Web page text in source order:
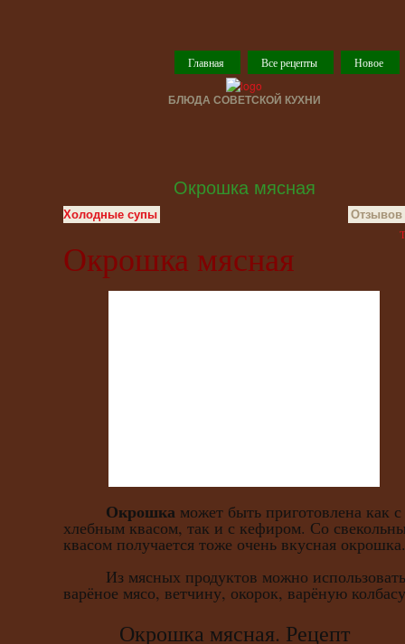
Главная Все рецепты Новое
БЛЮДА СОВЕТСКОЙ КУХНИ
Окрошка мясная
Холодные супы Отзывов
Окрошка мясная
Окрошка может быть приготовлена как с
хлебным квасом, так и с кефиром. Со
квасом получается тоже очень вкусная окрошка.
Из мясных продуктов можно использовать
варёное мясо, ветчину, окорок, варёную
Окрошка мясная. Рецепт